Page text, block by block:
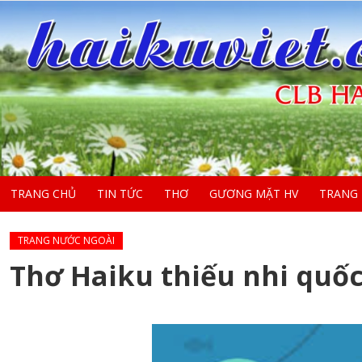
TRANG CHỦ TIN TỨC THƠ GƯƠNG MẶT HV
TRANG NƯỚC NGOÀI
Thơ Haiku thiếu nhi